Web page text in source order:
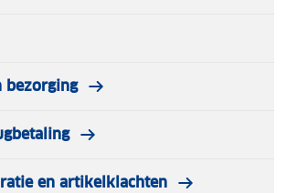
bezorging
en artikelklachten